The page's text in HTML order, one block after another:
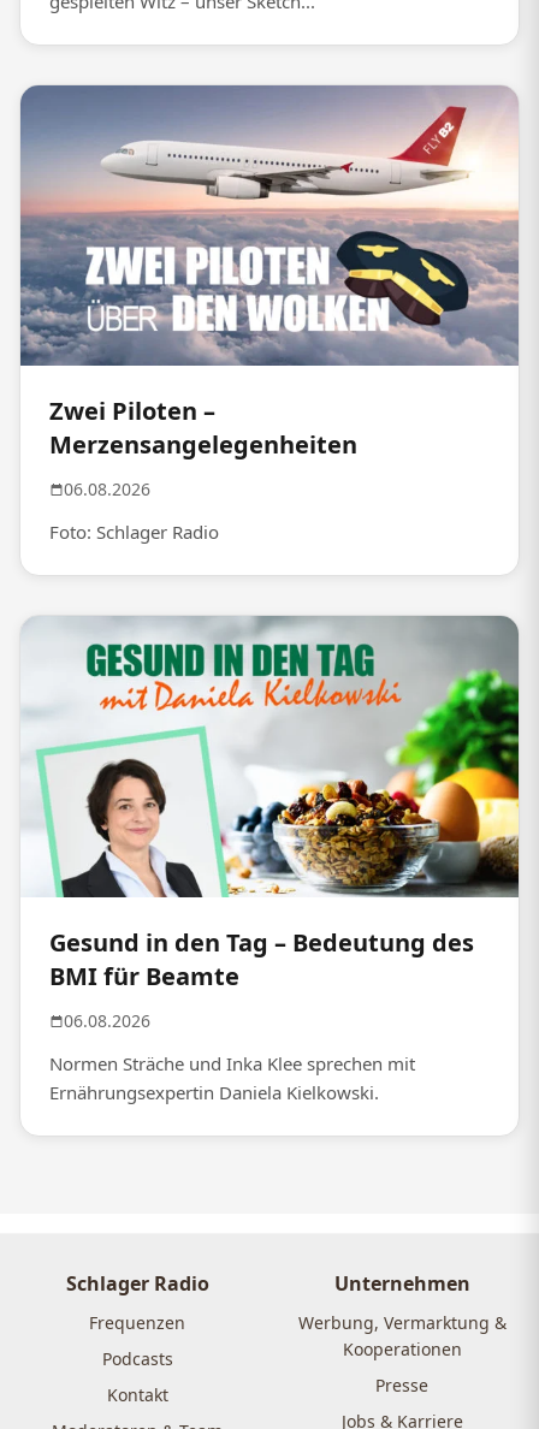
Zwei Piloten –
Merzensangelegenheiten
06.08.2026
Foto: Schlager Radio
Gesund in den Tag – Bedeutung des
BMI für Beamte
06.08.2026
Normen Sträche und Inka Klee sprechen mit
Ernährungsexpertin Daniela Kielkowski.
Schlager Radio
Frequenzen
Podcasts
Kontakt
Unternehmen
Werbung, Vermarktung &
Kooperationen
Presse
Jobs & Karriere